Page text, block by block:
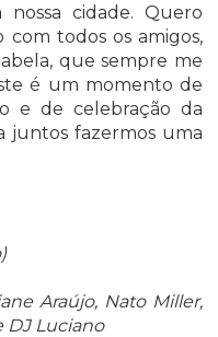
cidade. Quero
todos os amigos,
que sempre me
é um momento de
e de celebração da
juntos fazermos uma
Araújo, Nato Miller,
DJ Luciano